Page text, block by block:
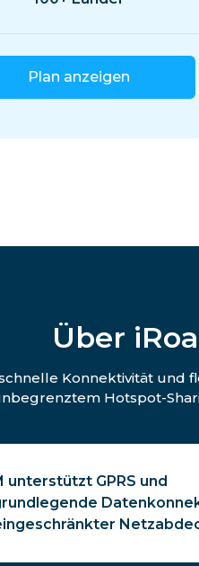
Plan anzeigen
Über
Konnektivität
Hotspot-
unterstützt GPRS und